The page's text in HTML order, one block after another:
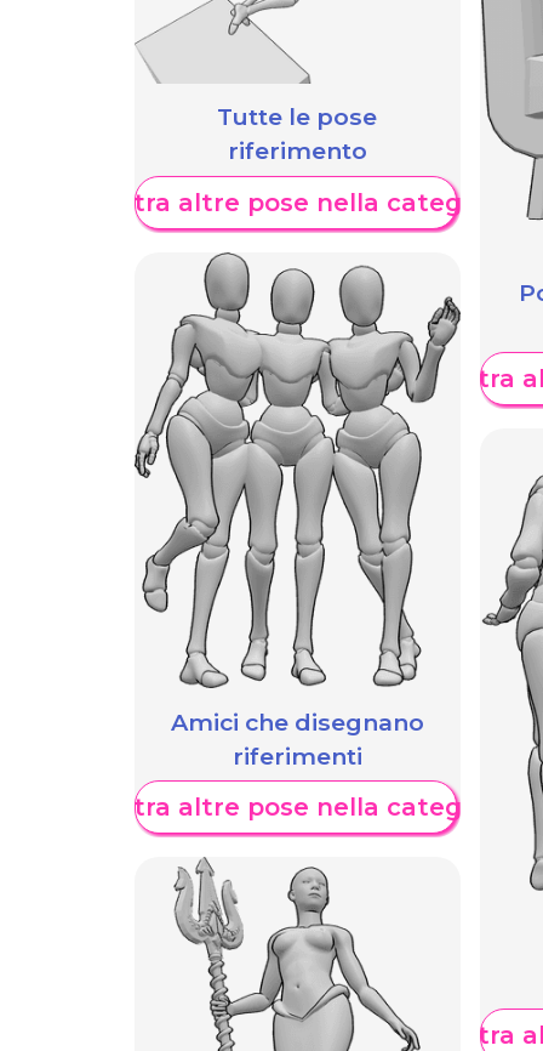
Tutte le pose
riferimento
Mostra altre pose nella categoria
Amici che disegnano
riferimenti
Mostra altre pose nella categoria
Mostra
Mostra